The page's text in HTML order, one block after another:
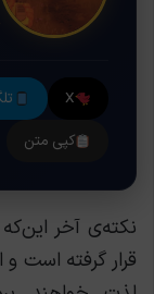
X
کپی متن
نکته‌ی آخر
قرار گرفته است